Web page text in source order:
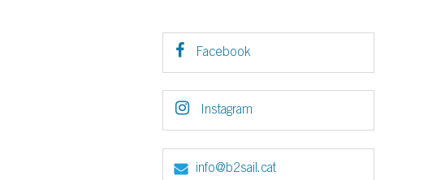
Facebook
Instagram
info@b2sail.cat